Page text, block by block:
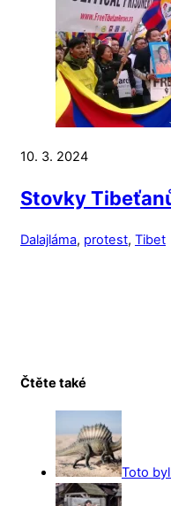
10. 3. 2024
Stovky
Dalajláma, protest, Tibet
Čtěte také
Toto